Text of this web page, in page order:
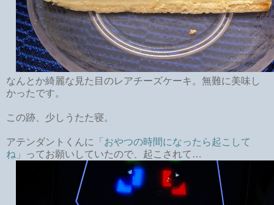
なんとか綺麗な見た目のレアチーズケーキ。無難に美味し
かったです。
この跡、少しうたた寝。
アテンダントくんに
「おやつの時間になったら起こして
ね」
ってお願いしていたので、起こされて…